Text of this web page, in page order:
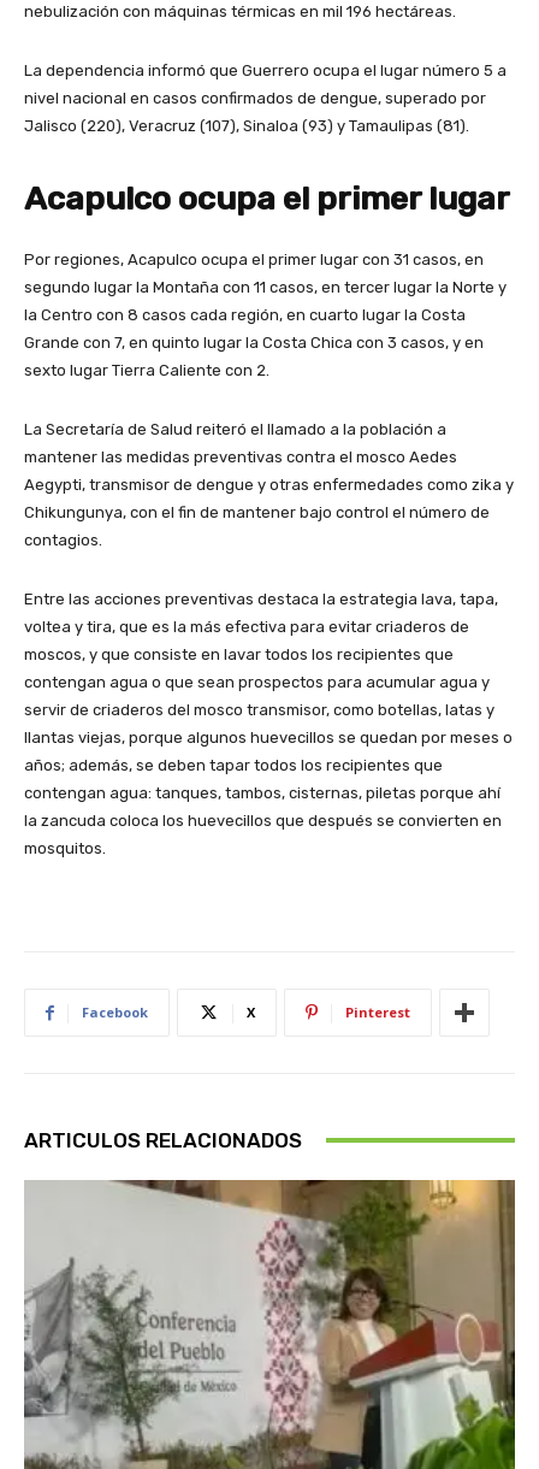
nebulización con máquinas térmicas en mil 196 hectáreas.
La dependencia informó que Guerrero ocupa el lugar número 5 a
nivel nacional en casos confirmados de dengue, superado por
Jalisco (220), Veracruz (107), Sinaloa (93) y Tamaulipas (81).
Acapulco ocupa el primer lugar
Por regiones, Acapulco ocupa el primer lugar con 31 casos, en
segundo lugar la Montaña con 11 casos, en tercer lugar la Norte y
la Centro con 8 casos cada región, en cuarto lugar la Costa
Grande con 7, en quinto lugar la Costa Chica con 3 casos, y en
sexto lugar Tierra Caliente con 2.
La Secretaría de Salud reiteró el llamado a la población a
mantener las medidas preventivas contra el mosco Aedes
Aegypti, transmisor de dengue y otras enfermedades como zika y
Chikungunya, con el fin de mantener bajo control el número de
contagios.
Entre las acciones preventivas destaca la estrategia lava, tapa,
voltea y tira, que es la más efectiva para evitar criaderos de
moscos, y que consiste en lavar todos los recipientes que
contengan agua o que sean prospectos para acumular agua y
servir de criaderos del mosco transmisor, como botellas, latas y
llantas viejas, porque algunos huevecillos se quedan por meses o
años; además, se deben tapar todos los recipientes que
contengan agua: tanques, tambos, cisternas, piletas porque ahí
la zancuda coloca los huevecillos que después se convierten en
mosquitos.
Facebook X Pinterest
ARTICULOS RELACIONADOS